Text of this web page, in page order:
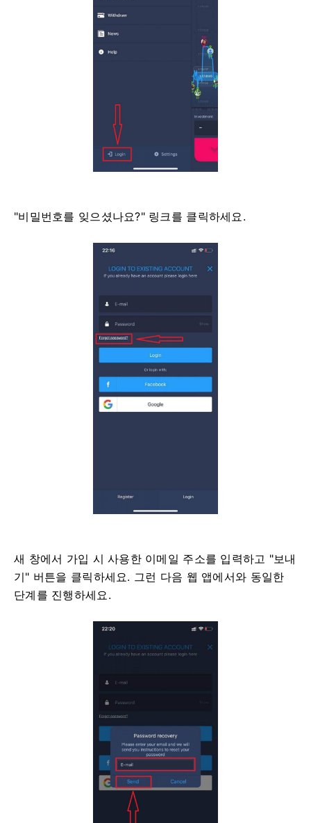
"비밀번호를 잊으셨나요?" 링크를 클릭하세요.
새 창에서 가입 시 사용한 이메일 주소를 입력하고 "보내
기" 버튼을 클릭하세요. 그런 다음 웹 앱에서와 동일한
단계를 진행하세요.